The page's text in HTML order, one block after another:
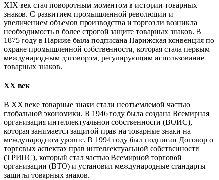
XIX век стал поворотным моментом в истории товарных
знаков. С развитием промышленной революции и
увеличением объемов производства и торговли возникла
необходимость в более строгой защите товарных знаков. В
1875 году в Париже была подписана Парижская конвенция по
охране промышленной собственности, которая стала первым
международным договором, регулирующим использование
товарных знаков.
XX век
В XX веке товарные знаки стали неотъемлемой частью
глобальной экономики. В 1946 году была создана Всемирная
организация интеллектуальной собственности (ВОИС),
которая занимается защитой прав на товарные знаки на
международном уровне. В 1994 году был подписан Договор о
торговых аспектах прав интеллектуальной собственности
(ТРИПС), который стал частью Всемирной торговой
организации (ВТО) и установил международные стандарты
защиты товарных знаков.